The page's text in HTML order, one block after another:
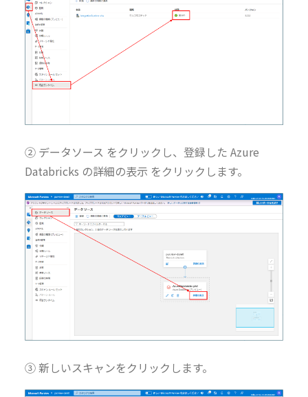
② データソース をクリックし、登録した Azure
Databricks の詳細の表示 をクリックします。
③ 新しいスキャンをクリックします。